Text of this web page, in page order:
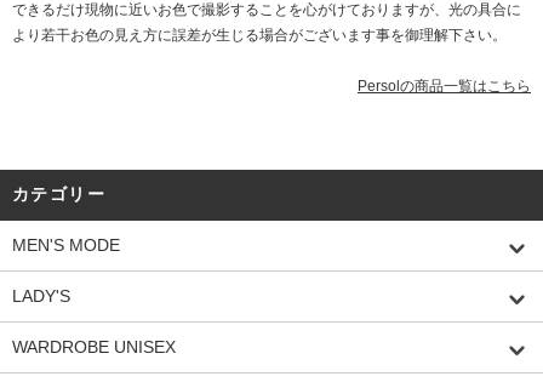
できるだけ現物に近いお色で撮影することを心がけておりますが、光の具合に
より若干お色の見え方に誤差が生じる場合がございます事を御理解下さい。
Persolの商品一覧はこちら
カテゴリー
MEN'S MODE
LADY'S
WARDROBE UNISEX